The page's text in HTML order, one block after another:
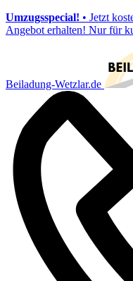
Umzugsspecial! • Jetzt
Angebot erhalten! Nur für
Beiladung-Wetzlar.de